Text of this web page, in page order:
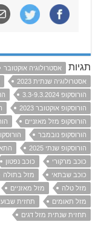
תגיות אסטרולוגיה אוקטובר
אסטרולוגיה שנתית 2023
הורוסקופ 3.3-9.3.2024
הורוסקופ אוקטובר 2023
הורוסקופ מזל מאזניים
הורוסקופ נובמבר
הורוסקופ שנתי 2025
כוכב מרקורי
כוכב נפטון
כוכב שבתאי
מזל בתולה
מזל טלה
מזל מאזניים
מזל תאומים
תחזית
תחזית שנתית מזל דגים